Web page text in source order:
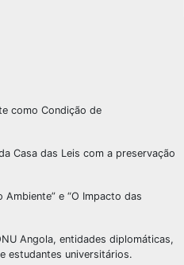
como Condição de
Casa das Leis com a preservação
e “O Impacto das
Angola, entidades diplomáticas,
estudantes universitários.